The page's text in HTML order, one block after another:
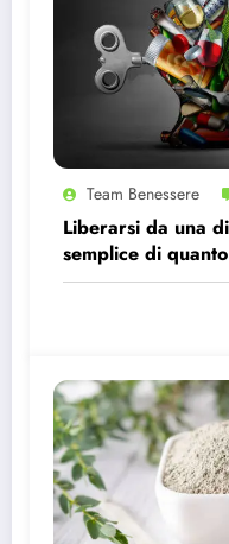
Team Benessere
Liberarsi da una
semplice di
giusti